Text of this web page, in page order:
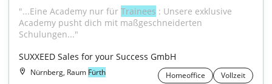
"...Eine Academy nur für Trainees : Unsere exklusive
Academy pusht dich mit maßgeschneiderten
Schulungen..."
SUXXEED Sales for your Success GmbH
Nürnberg, Raum Fürth Homeoffice Vollzeit